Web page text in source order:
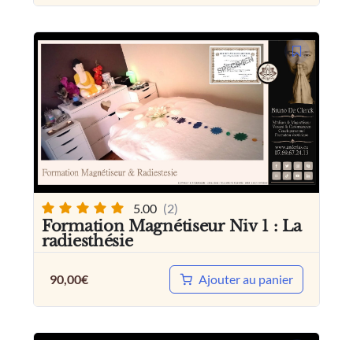
5.00 (2)
Formation Magnétiseur Niv 1 : La
radiesthésie
90,00€ Ajouter au panier